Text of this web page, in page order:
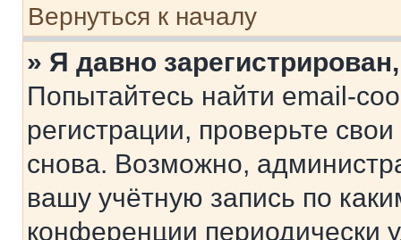
Вернуться к началу
» Я давно
Попытайтесь найти email-
регистрации, проверьте
снова. Возможно,
вашу учётную запись по
конференции периодически